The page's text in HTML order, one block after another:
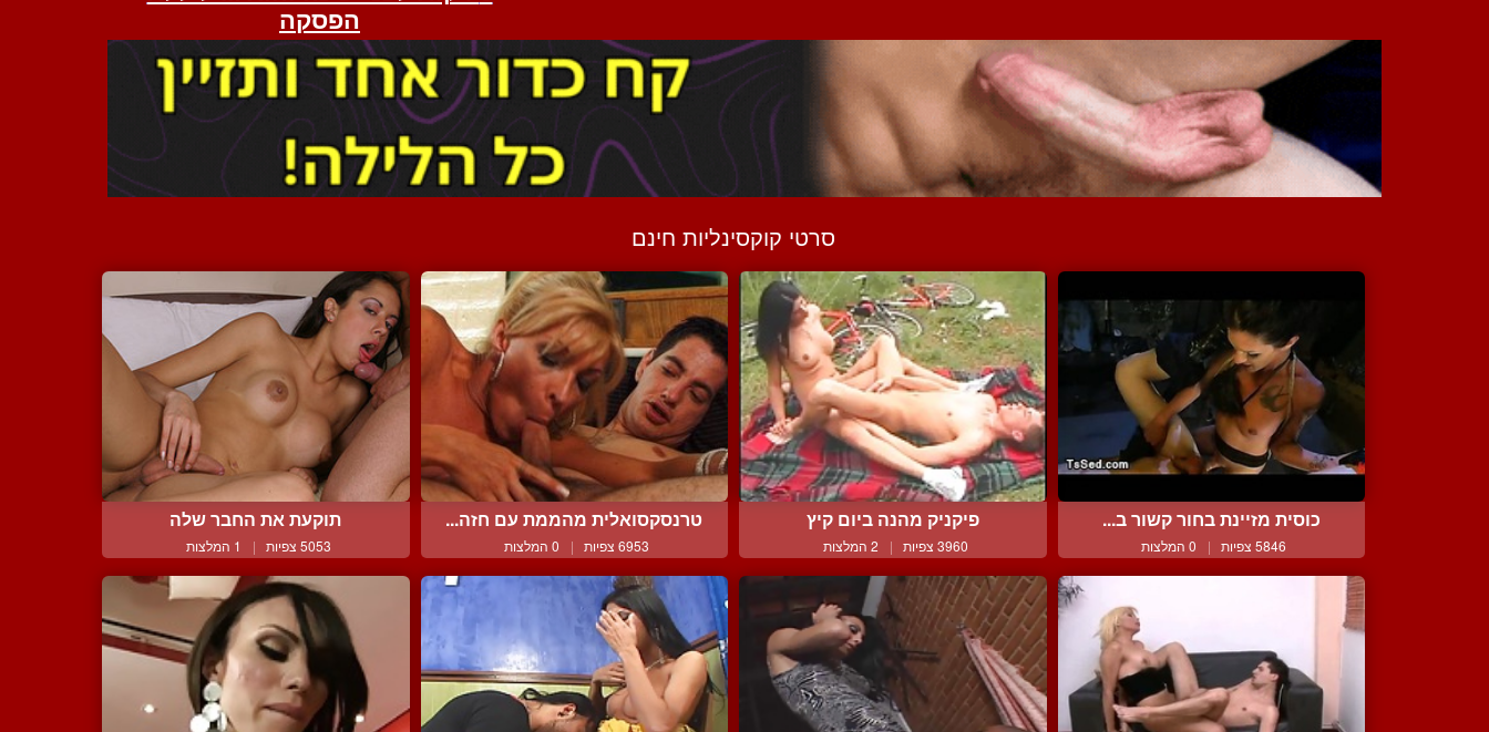
סרטי קוקסינליות חינם
כוסית מזיינת בחור קשור ב...
5846 צפיות | 0 המלצות
פיקניק מהנה ביום קיץ
3960 צפיות | 2 המלצות
טרנסקסואלית מהממת עם חזה...
6953 צפיות | 0 המלצות
תוקעת את החבר שלה
5053 צפיות | 1 המלצות